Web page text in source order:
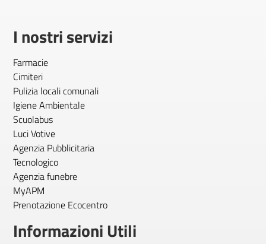
I nostri servizi
Farmacie
Cimiteri
Pulizia locali comunali
Igiene Ambientale
Scuolabus
Luci Votive
Agenzia Pubblicitaria
Tecnologico
Agenzia funebre
MyAPM
Prenotazione Ecocentro
Informazioni Utili